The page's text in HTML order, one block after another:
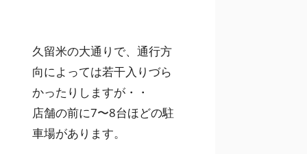
久留米の大通りで、通行方
向によっては若干入りづら
かったりしますが・・
店舗の前に7〜8台ほどの駐
車場があります。